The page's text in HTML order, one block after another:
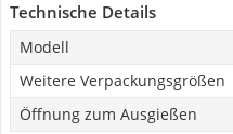
Technische Details
Modell
Weitere Verpackungsgrößen
Öffnung zum Ausgießen